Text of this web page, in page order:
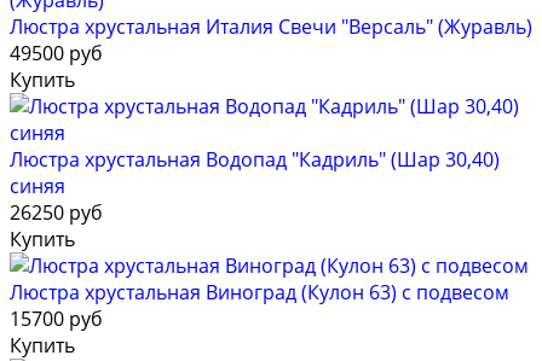
Люстра хрустальная Италия Свечи "Версаль" (Журавль)
49500 руб
Купить
Люстра хрустальная Водопад "Кадриль" (Шар 30,40)
синяя
26250 руб
Купить
Люстра хрустальная Виноград (Кулон 63) с подвесом
15700 руб
Купить